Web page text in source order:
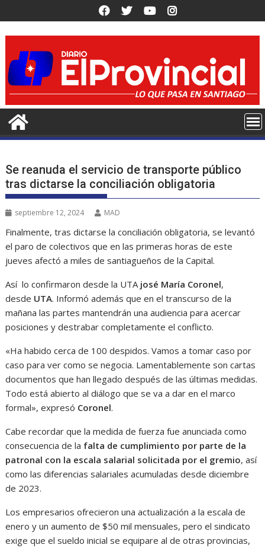
al
contenido
Se reanuda el servicio de transporte público
tras dictarse la conciliación obligatoria
septiembre 12, 2024 MAD
Finalmente, tras dictarse la conciliación obligatoria, se levantó
el paro de colectivos que en las primeras horas de este
jueves afectó a miles de santiagueños de la Capital.
Así lo confirmaron desde la UTA josé María Coronel,
desde UTA. Informó además que en el transcurso de la
mañana las partes mantendrán una audiencia para acercar
posiciones y destrabar completamente el conflicto.
«Ha habido cerca de 100 despidos. Vamos a tomar caso por
caso para ver como se negocia. Lamentablemente son cartas
documentos que han llegado después de las últimas medidas.
Todo está abierto al diálogo que se va a dar en el marco
formal», expresó Coronel.
Cabe recordar que la medida de fuerza fue anunciada como
consecuencia de la falta de cumplimiento por parte de la
patronal con la escala salarial solicitada por el gremio, así
como las diferencias salariales acumuladas desde diciembre
de 2023.
Los empresarios ofrecieron una actualización a la escala de
enero y un aumento de $50 mil mensuales, pero el sindicato
exige que el sueldo inicial se equipare al de otras provincias,